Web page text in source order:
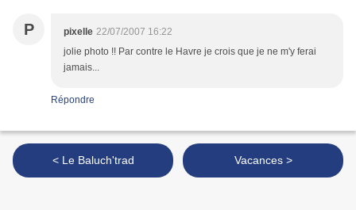
P pixelle 22/07/2007 16:22
jolie photo !! Par contre le Havre je crois que je ne m'y ferai
jamais...
Répondre
< Le Baluch'trad Vacances >